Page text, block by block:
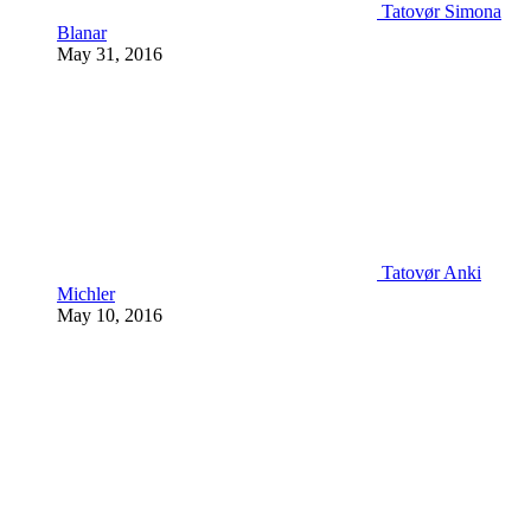
Tatovør Simona
Blanar
May 31, 2016
Tatovør Anki
Michler
May 10, 2016